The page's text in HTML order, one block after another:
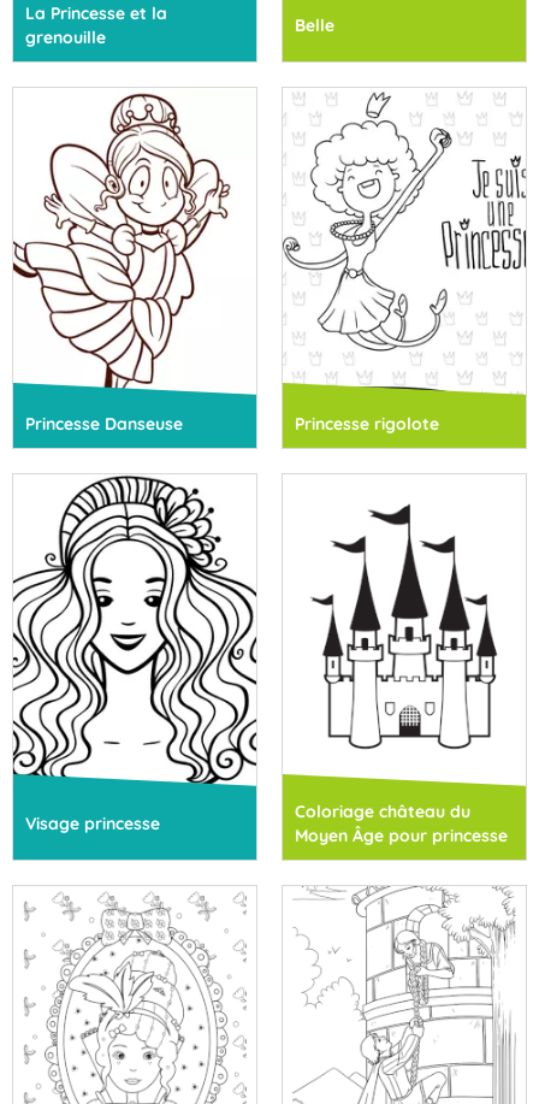
La Princesse et la
grenouille
Belle
Princesse Danseuse Princesse rigolote
Visage princesse
Coloriage château du
Moyen Âge pour princesse